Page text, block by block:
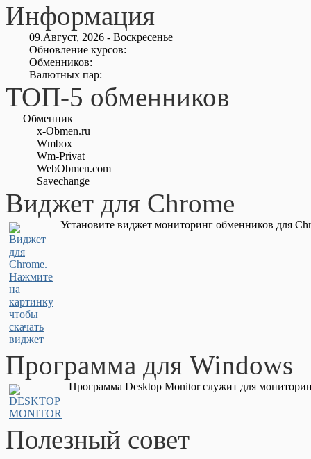
Информация
09.Август, 2026 - Воскресенье
Обновление курсов:
Обменников:
Валютных пар:
ТОП-5 обменников
Обменник
x-Obmen.ru
Wmbox
Wm-Privat
WebObmen.com
Savechange
Виджет для Chrome
Установите виджет мониторинг обменников для
Программа для Windows
Программа Desktop Monitor служит для
Полезный совет